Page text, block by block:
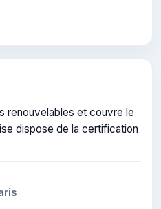
renouvelables et couvre le
dispose de la certification